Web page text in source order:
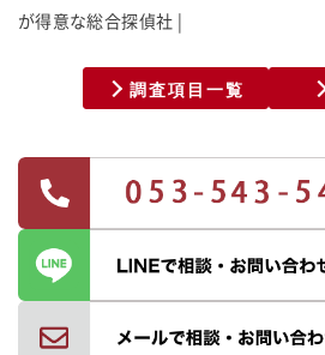
が得意な総合探偵社
調査項目一覧